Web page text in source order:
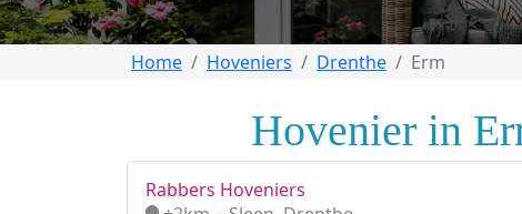
Home Hoveniers Drenthe Erm
Hovenier in
Rabbers Hoveniers